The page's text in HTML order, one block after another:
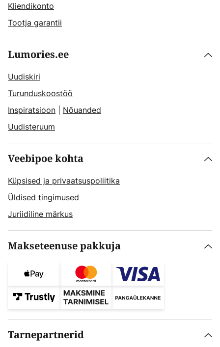
Kliendikonto
Tootja garantii
Lumories.ee
Uudiskiri
Turunduskoostöö
Inspiratsioon
Nõuanded
Uudisteruum
Veebipoe kohta
Küpsised ja privaatsuspoliitika
Üldised tingimused
Juriidiline märkus
Makseteenuse pakkuja
Tarnepartnerid